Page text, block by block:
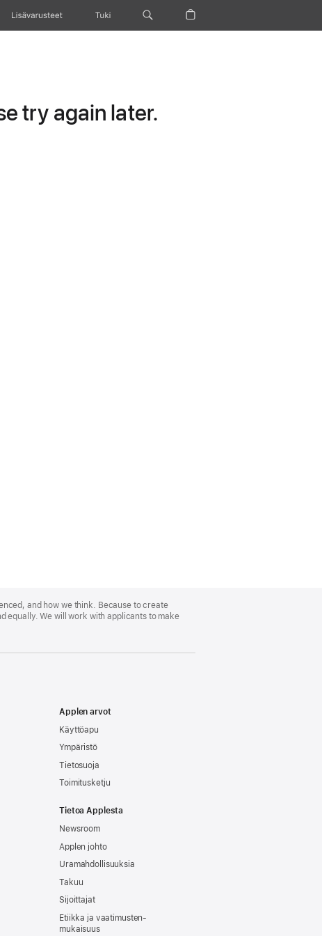
Lisävarusteet Tuki
try again later.
and how we think. Because to create
equally. We will work with applicants to make
Applen arvot
Käyttöapu
Ympäristö
Tietosuoja
Toimitusketju
Tietoa Applesta
Newsroom
Applen johto
Uramahdollisuuksia
Takuu
Sijoittajat
Etiikka ja vaatimusten­
mukaisuus